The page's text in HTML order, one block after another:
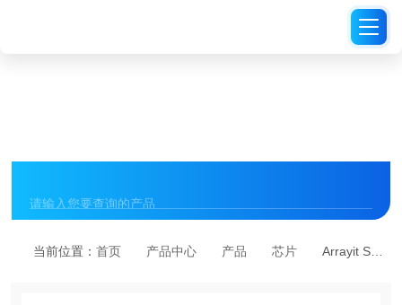
当前位置：首页 产品中心 产品 芯片 Arrayit SuperPVDF微阵列芯片